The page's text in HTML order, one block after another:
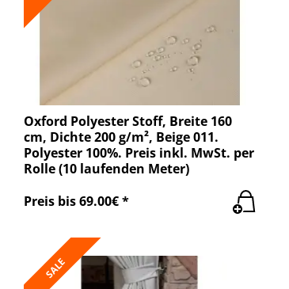
Oxford Polyester Stoff, Breite 160
cm, Dichte 200 g/m², Beige 011.
Polyester 100%. Preis inkl. MwSt. per
Rolle (10 laufenden Meter)
Preis bis 69.00€ *
SALE